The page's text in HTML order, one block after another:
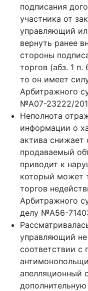
подписания
участника от
управляющий
вернуть ранее
стороны
торгов (абз. 1
то он имеет
Арбитражного
№А07-23222/
Неполнота
информации о
актива снижает
продаваемый
приводит к
который может
торгов
Арбитражного
делу №А56-
управляющий не
соответствии с
апелляционный